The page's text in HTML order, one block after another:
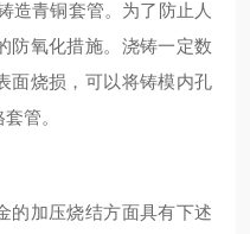
造青铜套管。为了防止人
防氧化措施。浇铸一定数
面烧损，可以将铸模内孔
管。
的加压烧结方面具有下述